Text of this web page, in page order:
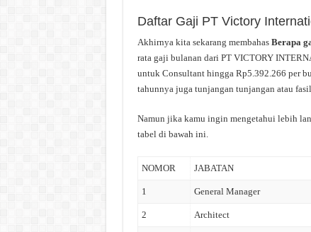
Daftar Gaji PT Victory
Akhirnya kita sekarang membahas Berapa
rata gaji bulanan dari PT VICTORY
untuk Consultant hingga Rp5.392.266 per
tahunnya juga tunjangan tunjangan atau
Namun jika kamu ingin mengetahui lebih
tabel di bawah ini.
NOMOR JABATAN
1 General Manager
2 Architect